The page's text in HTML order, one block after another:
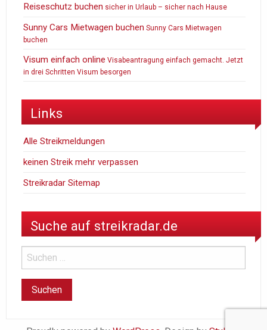
Reiseschutz buchen sicher in Urlaub – sicher nach Hause
Sunny Cars Mietwagen buchen Sunny Cars Mietwagen
buchen
Visum einfach online Visabeantragung einfach gemacht. Jetzt
in drei Schritten Visum besorgen
Links
Alle Streikmeldungen
keinen Streik mehr verpassen
Streikradar Sitemap
Suche auf streikradar.de